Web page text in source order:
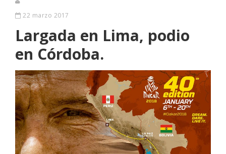
22 marzo 2017
Largada en Lima, podio
en Córdoba.